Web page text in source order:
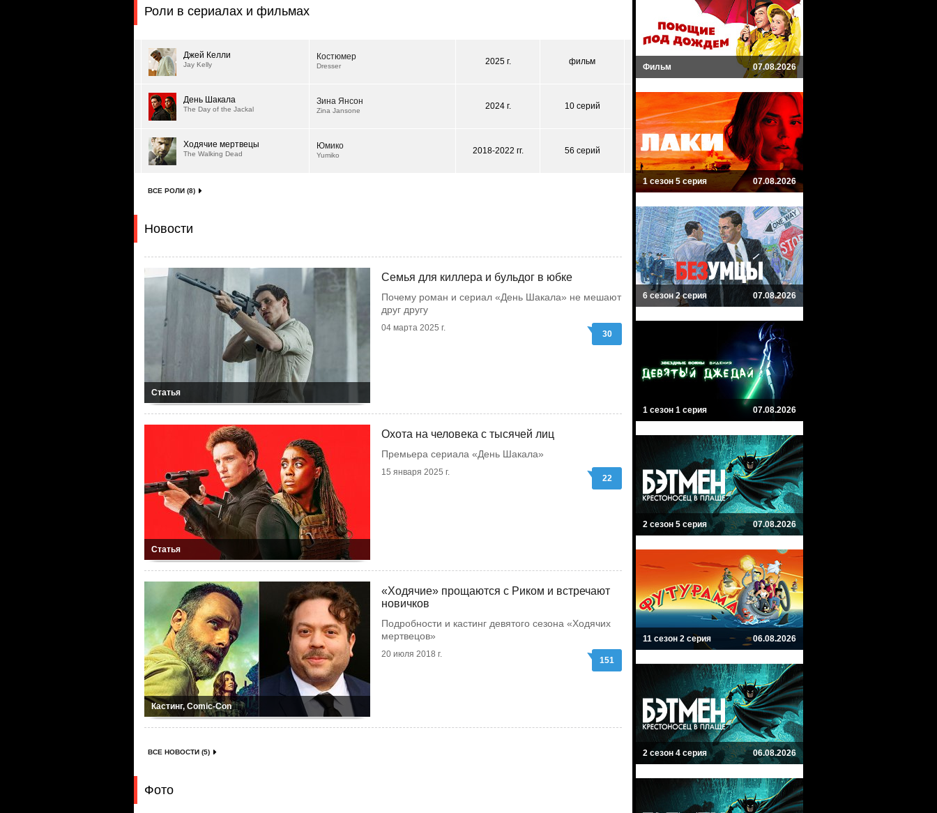
Роли в сериалах и фильмах
Джей Келли
Jay Kelly
Костюмер
Dresser 2025 г. фильм
День Шакала
The Day of the Jackal
Зина Янсон
Zina Jansone 2024 г. 10 серий
Ходячие мертвецы
The Walking Dead
Юмико
Yumiko 2018-2022 гг. 56 серий
ВСЕ РОЛИ (8)
Новости
Статья
Семья для киллера и бульдог в юбке
Почему роман и сериал «День Шакала» не мешают
друг другу
04 марта 2025 г.
30
Статья
Охота на человека с тысячей лиц
Премьера сериала «День Шакала»
15 января 2025 г.
22
Кастинг, Comic-Con
«Ходячие» прощаются с Риком и встречают
новичков
Подробности и кастинг девятого сезона «Ходячих
мертвецов»
20 июля 2018 г.
151
ВСЕ НОВОСТИ (5)
Фото
Фильм 07.08.2026
1 сезон 5 серия 07.08.2026
6 сезон 2 серия 07.08.2026
1 сезон 1 серия 07.08.2026
2 сезон 5 серия 07.08.2026
11 сезон 2 серия 06.08.2026
2 сезон 4 серия 06.08.2026